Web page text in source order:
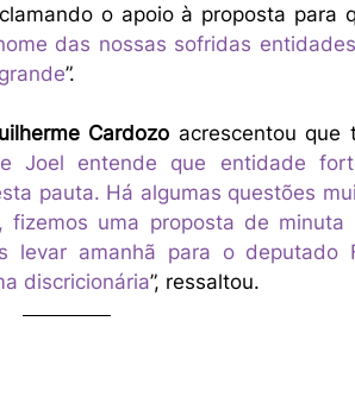
o apoio à proposta para
das nossas sofridas
”.
Cardozo acrescentou que
Joel entende que entidade
pauta. Há algumas questões
uma proposta de minuta
levar amanhã para o deputado
discricionária”, ressaltou.